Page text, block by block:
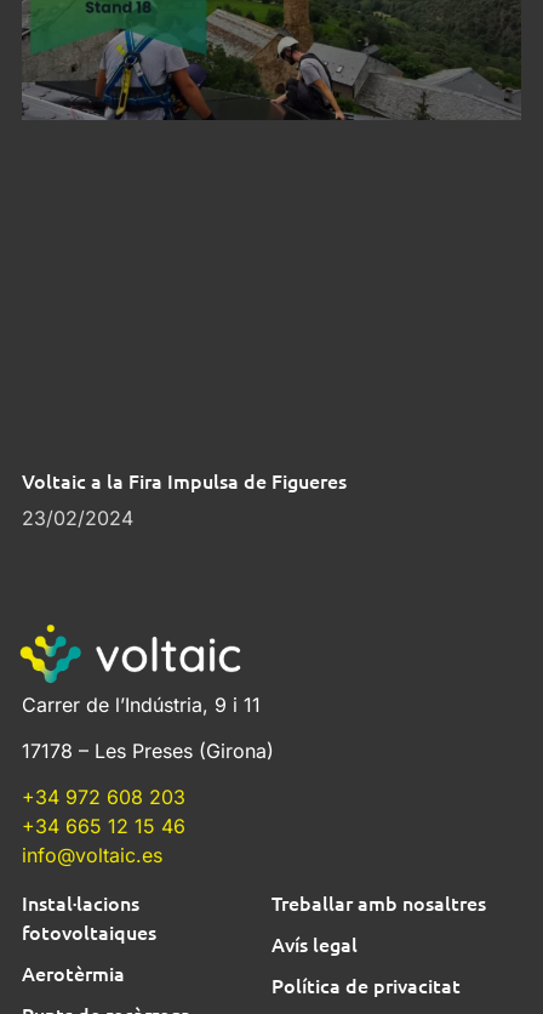
Voltaic a la Fira Impulsa de Figueres
23/02/2024
Carrer de l’Indústria, 9 i 11
17178 – Les Preses (Girona)
+34 972 608 203
+34 665 12 15 46
info@voltaic.es
Instal·lacions
fotovoltaiques
Aerotèrmia
Treballar amb nosaltres
Avís legal
Política de privacitat